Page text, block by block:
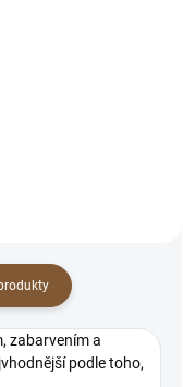
zabarvením a
podle toho,